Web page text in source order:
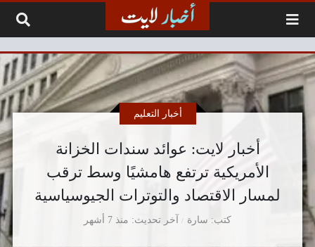
أخبار لايت: عوائد سندات الخزانة
الأمريكية ترتفع هامشيًا وسط ترقب
لمسار الاقتصاد والتوترات الجيوسياسية
كتب سارة
أخبار التعليم
آخر تحديث منذ 7 أشهر